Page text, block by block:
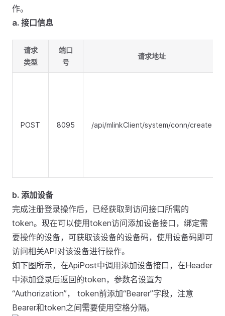
作。
a. 接口信息
请求
类型
端口
号
请求地址
POST 8095 /api/mlinkClient/system/conn/create
b. 添加设备
完成注册登录操作后，已经获取到访问接口所需的
token。现在可以使用token访问添加设备接口，绑定需
要操作的设备，可获取该设备的设备码，使用设备码即可
访问相关API对该设备进行操作。
如下图所示，在ApiPost中调用添加设备接口，在Header
中添加登录后返回的token，参数名设置为
“Authorization”， token前添加“Bearer”字段，注意
Bearer和token之间需要使用空格分隔。